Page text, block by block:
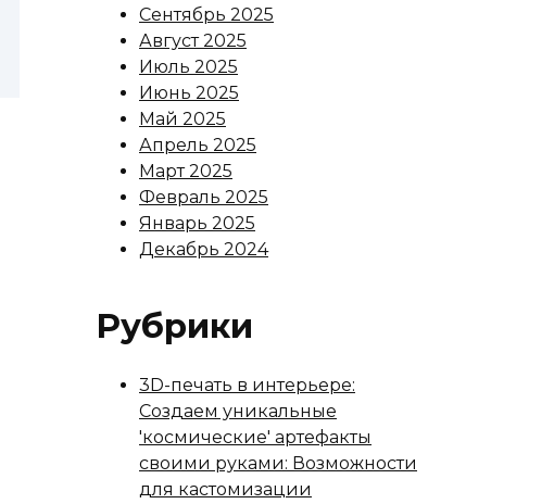
Сентябрь 2025
Август 2025
Июль 2025
Июнь 2025
Май 2025
Апрель 2025
Март 2025
Февраль 2025
Январь 2025
Декабрь 2024
Рубрики
3D-печать в интерьере:
Создаем уникальные
'космические' артефакты
своими руками: Возможности
для кастомизации